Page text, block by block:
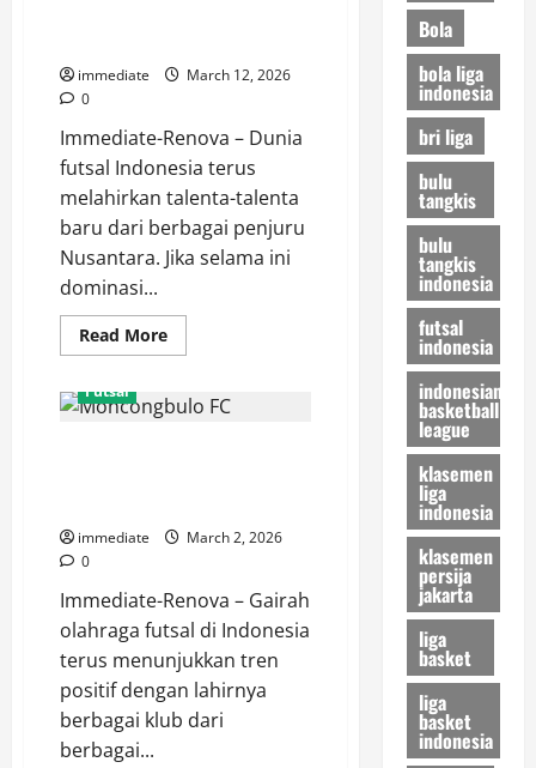
Modern
immediate
March 12, 2026
0
Immediate-Renova – Dunia
futsal Indonesia terus
melahirkan talenta-talenta
baru dari berbagai penjuru
Nusantara. Jika selama ini
dominasi...
Read MoreRead
more
Family,
Kekuatan
Mengguncang
Nasional
Futsal
immediate
March 2, 2026
0
Immediate-Renova – Gairah
olahraga futsal di Indonesia
terus menunjukkan tren
positif dengan lahirnya
berbagai klub dari
berbagai...
Bola
bola liga
indonesia
bri liga
bulu
tangkis
bulu
tangkis
indonesia
futsal
indonesia
indonesian
basketball
league
klasemen
liga
indonesia
klasemen
persija
jakarta
liga
basket
liga
basket
indonesia